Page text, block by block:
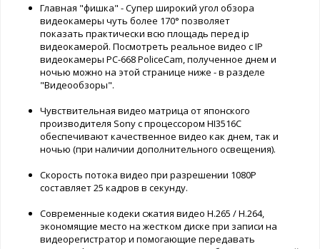
Главная "фишка" - Супер широкий угол обзора
видеокамеры чуть более 170° позволяет
показать практически всю площадь перед ip
видеокамерой. Посмотреть реальное видео с IP
видеокамеры PC-668 PoliceCam, полученное днем и
ночью можно на этой странице ниже - в разделе
"Видеообзоры".
Чувствительная видео матрица от японского
производителя Sony с процессором HI3516C
обеспечивают качественное видео как днем, так и
ночью (при наличии дополнительного освещения).
Скорость потока видео при разрешении 1080P
составляет 25 кадров в секунду.
Современные кодеки сжатия видео H.265 / H.264,
экономящие место на жестком диске при записи на
видеорегистратор и помогающие передавать